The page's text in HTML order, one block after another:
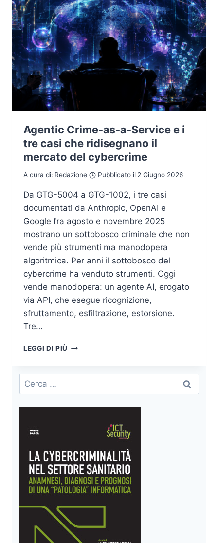
Agentic Crime-as-a-Service e i
tre casi che ridisegnano il
mercato del cybercrime
A cura di: Redazione Pubblicato il 2 Giugno 2026
Da GTG-5004 a GTG-1002, i tre casi
documentati da Anthropic, OpenAI e
Google fra agosto e novembre 2025
mostrano un sottobosco criminale che non
vende più strumenti ma manodopera
algoritmica. Per anni il sottobosco del
cybercrime ha venduto strumenti. Oggi
vende manodopera: un agente AI, erogato
via API, che esegue ricognizione,
sfruttamento, esfiltrazione, estorsione.
Tre…
LEGGI DI PIÙ AGENTIC
A-
E
I
IL
MERCATO
DEL
CYBERCRIME
Ricerca
per: